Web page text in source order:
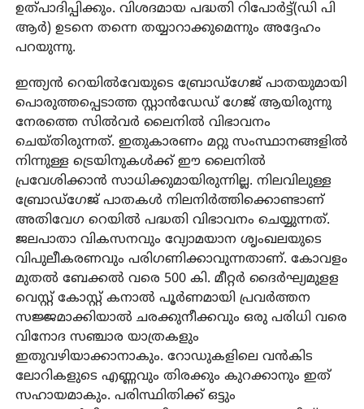
ഉത്പാദിപ്പിക്കും. വിശദമായ പദ്ധതി റിപോർട്ട്(ഡി പി
ആർ) ഉടനെ തന്നെ തയ്യാറാക്കുമെന്നും അദ്ദേഹം
പറയുന്നു.
ഇന്ത്യൻ റെയിൽവേയുടെ ബ്രോഡ്‌ഗേജ് പാതയുമായി
പൊരുത്തപ്പെടാത്ത സ്റ്റാൻഡേഡ് ഗേജ് ആയിരുന്നു
നേരത്തെ സിൽവർ ലൈനിൽ വിഭാവനം
ചെയ്തിരുന്നത്. ഇതുകാരണം മറ്റു സംസ്ഥാനങ്ങളിൽ
നിന്നുള്ള ട്രെയിനുകൾക്ക് ഈ ലൈനിൽ
പ്രവേശിക്കാൻ സാധിക്കുമായിരുന്നില്ല. നിലവിലുള്ള
ബ്രോഡ്‌ഗേജ് പാതകൾ നിലനിർത്തിക്കൊണ്ടാണ്
അതിവേഗ റെയിൽ പദ്ധതി വിഭാവനം ചെയ്യുന്നത്.
ജലപാതാ വികസനവും വ്യോമയാന ശൃംഖലയുടെ
വിപുലീകരണവും പരിഗണിക്കാവുന്നതാണ്. കോവളം
മുതൽ ബേക്കൽ വരെ 500 കി. മീറ്റർ ദൈർഘ്യമുളള
വെസ്റ്റ് കോസ്റ്റ് കനാൽ പൂർണമായി പ്രവർത്തന
സജ്ജമാക്കിയാൽ ചരക്കുനീക്കവും ഒരു പരിധി വരെ
വിനോദ സഞ്ചാര യാത്രകളും
ഇതുവഴിയാക്കാനാകും. റോഡുകളിലെ വൻകിട
ലോറികളുടെ എണ്ണവും തിരക്കും കുറക്കാനും ഇത്
സഹായമാകും. പരിസ്ഥിതിക്ക് ഒട്ടും